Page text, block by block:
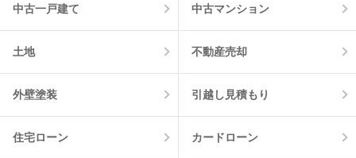
中古一戸建て 中古マンション
土地 不動産売却
外壁塗装 引越し見積もり
住宅ローン カードローン